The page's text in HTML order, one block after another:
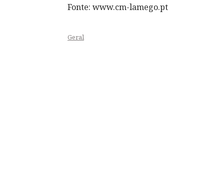
Fonte: www.cm-lamego.pt
Geral